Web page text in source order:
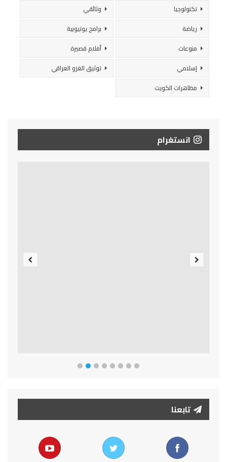
تكنولوجيا
وثائقي
رياضة
برامج يوتيوبية
منوعات
أفلام قصيرة
إسلامي
توثيق الغزو العراقي
مظاهرات الكويت
انستغرام
تابعنا